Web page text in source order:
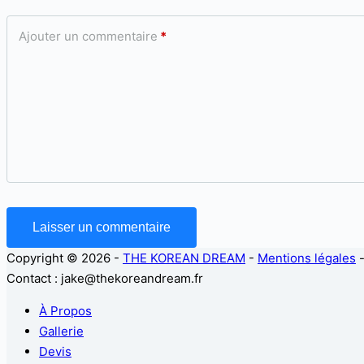
Ajouter un commentaire *
Laisser un commentaire
Copyright © 2026 - THE KOREAN DREAM - Mentions légales -
Contact : jake@thekoreandream.fr
À Propos
Gallerie
Devis